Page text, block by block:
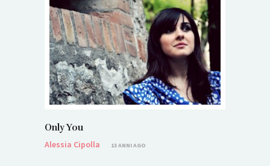
Only You
Alessia Cipolla
13 ANNI AGO